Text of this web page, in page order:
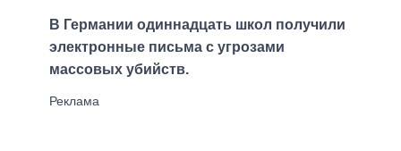
В Германии одиннадцать школ получили
электронные письма с угрозами
массовых убийств.